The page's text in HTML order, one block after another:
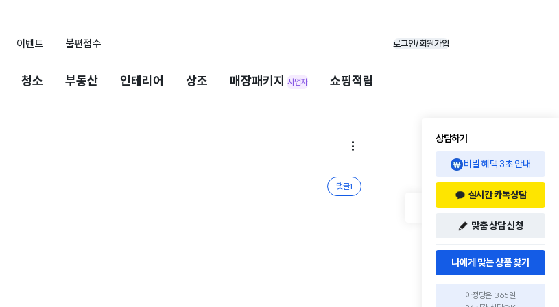
이벤트 불편접수 로그인/회원가입
청소 부동산 인테리어 상조 매장패키지 사업자 쇼핑적립

댓글1
상담하기
비밀 혜택 3초 안내
실시간 카톡상담
맞춤 상담 신청
나에게 맞는 상품 찾기
아정당은 365일